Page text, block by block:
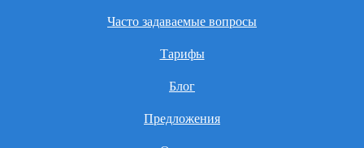
Часто задаваемые вопросы
Тарифы
Блог
Предложения